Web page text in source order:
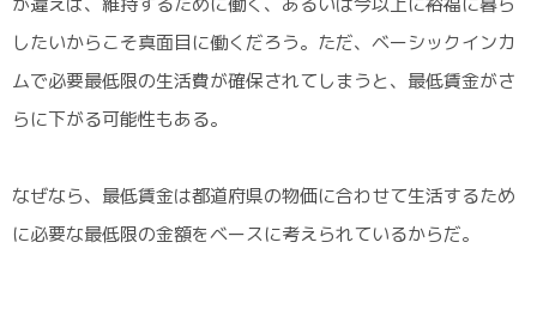
したいからこそ真面目に働くだろう。ただ、ベーシックインカ
ムで必要最低限の生活費が確保されてしまうと、最低賃金がさ
らに下がる可能性もある。
なぜなら、最低賃金は都道府県の物価に合わせて生活するため
に必要な最低限の金額をベースに考えられているからだ。